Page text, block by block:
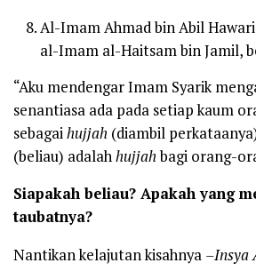
Al-Imam Ahmad bin Abil
al-Imam al-Haitsam bin Jamil,
“Aku mendengar Imam Syarik
senantiasa ada pada setiap kaum
sebagaihujjah (diambil
(beliau) adalahhujjahbagi orang-
Siapakah beliau? Apakah yang
taubatnya?
Nantikan kelajutan kisahnya –Insya